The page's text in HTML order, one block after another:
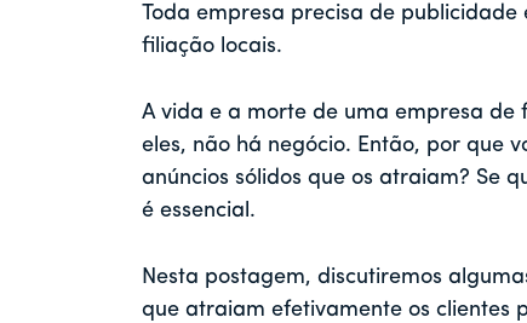
Toda empresa precisa de
filiação locais.
A vida e a morte de uma empresa de
eles, não há negócio. Então, por que
anúncios sólidos que os atraiam? Se
é essencial.
Nesta postagem, discutiremos
que atraiam efetivamente os clientes